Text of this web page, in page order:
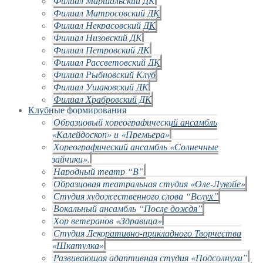
Филиал Матросовский ДК
Филиал Некрасовский ДК
Филиал Низовский ДК
Филиал Петровский ДК
Филиал Рассветовский ДК
Филиал Рыбновский Клуб
Филиал Ушаковский ДК
Филиал Храбровский ДК
Клубные формирования
Образцовый хореографический ансамбль
«Калейдоскоп» и «Премьера»
Хореографический ансамбль «Солнечные
зайчики».
Народный театр “В”
Образцовая театральная студия «Оле-Лукойе»
Студия художественного слова “Вслух”
Вокальный ансамбль “После дождя”
Хор ветеранов «Здравица»
Студия Декоративно-прикладного Творчества
«Шкатулка»
Развивающая адаптивная студия «Подсолнухи”